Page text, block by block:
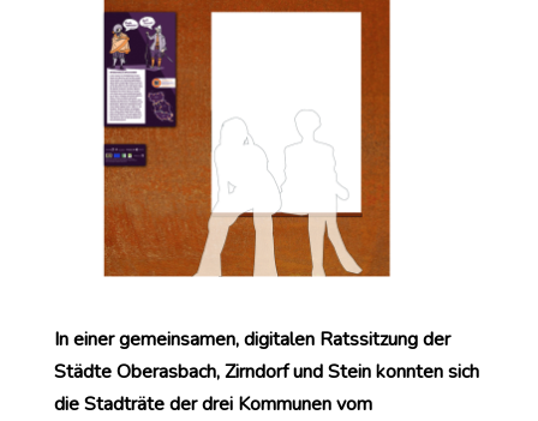
In einer gemeinsamen, digitalen Ratssitzung der
Städte Oberasbach, Zirndorf und Stein konnten sich
die Stadträte der drei Kommunen vom